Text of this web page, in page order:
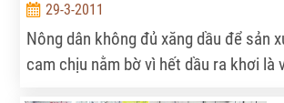
29-3-2011
Nông dân không đủ xăng dầu để sản
cam chịu nằm bờ vì hết dầu ra khơi là